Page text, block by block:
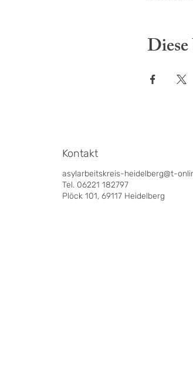
asylarbeitskreis-heidelberg@t-
Tel. 06221 182797
Plöck 101, 69117 Heidelberg
Kontakt